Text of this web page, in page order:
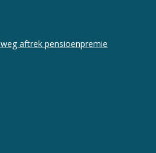
aftrek pensioenpremie